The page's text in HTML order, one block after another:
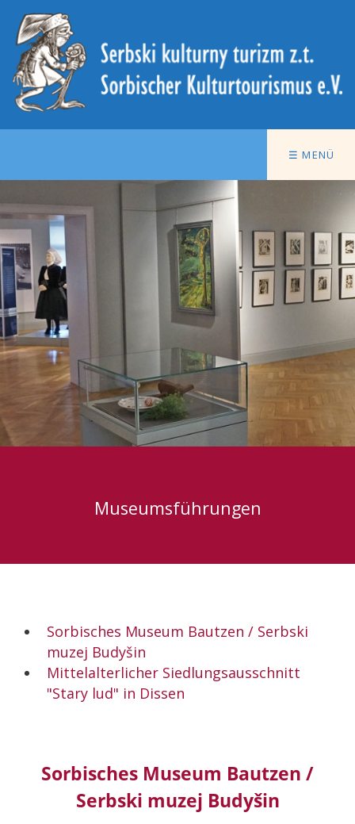
☰ MENÜ
Museumsführungen
Sorbisches Museum Bautzen / Serbski
muzej Budyšin
Mittelalterlicher Siedlungsausschnitt
"Stary lud" in Dissen
Sorbisches Museum Bautzen /
Serbski muzej Budyšin